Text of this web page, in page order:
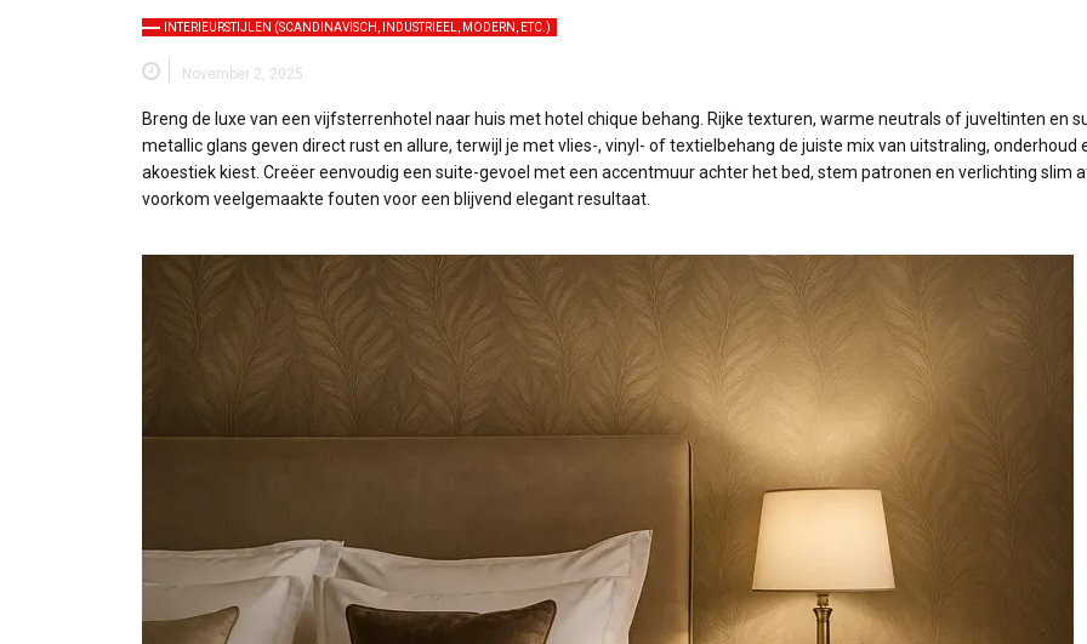
INTERIEURSTIJLEN (SCANDINAVISCH, INDUSTRIEEL, MODERN, ETC.)
November 2, 2025
Breng de luxe van een vijfsterrenhotel naar huis met hotel chique behang. Rijke texturen, warme neutrals of juveltinten en
metallic glans geven direct rust en allure, terwijl je met vlies-, vinyl- of textielbehang de juiste mix van uitstraling, onderhoud
akoestiek kiest. Creëer eenvoudig een suite-gevoel met een accentmuur achter het bed, stem patronen en verlichting slim
voorkom veelgemaakte fouten voor een blijvend elegant resultaat.